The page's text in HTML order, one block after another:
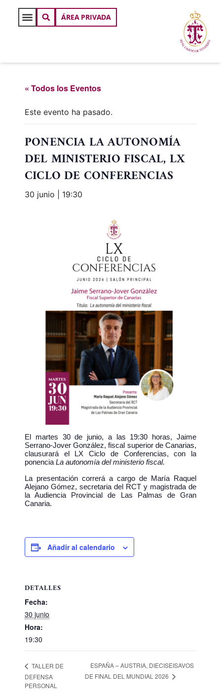
ÁREA PRIVADA
« Todos los Eventos
Este evento ha pasado.
PONENCIA LA AUTONOMÍA
DEL MINISTERIO FISCAL, LX
CICLO DE CONFERENCIAS
30 junio | 19:30
El martes 30 de junio, a las 19:30 horas, Jaime
Serrano-Jover González, fiscal superior de Canarias,
clausurará el LX Ciclo de Conferencias, con la
ponencia La autonomía del ministerio fiscal.
La presentación correrá a cargo de María Raquel
Alejano Gómez, secretaria del RCT y magistrada de
la Audiencia Provincial de Las Palmas de Gran
Canaria.
Añadir al calendario
DETALLES
Fecha:
30 junio
Hora:
19:30
TALLER DE
DEFENSA
PERSONAL
ESPAÑA – AUSTRIA, DIECISEISAVOS
DE FINAL DEL MUNDIAL 2026